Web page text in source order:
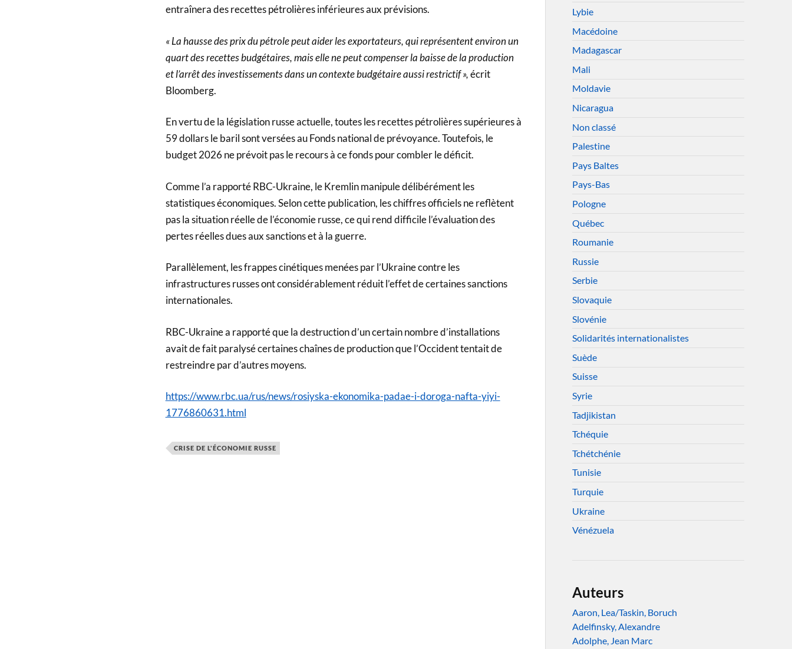
entraînera des recettes pétrolières inférieures aux prévisions.
« La hausse des prix du pétrole peut aider les exportateurs, qui représentent environ un
quart des recettes budgétaires, mais elle ne peut compenser la baisse de la production
et l’arrêt des investissements dans un contexte budgétaire aussi restrictif »,écrit
Bloomberg.
En vertu de la législation russe actuelle, toutes les recettes pétrolières supérieures à
59 dollars le baril sont versées au Fonds national de prévoyance. Toutefois, le
budget 2026 ne prévoit pas le recours à ce fonds pour combler le déficit.
Comme l’a rapporté RBC-Ukraine, le Kremlin manipule délibérément les
statistiques économiques. Selon cette publication, les chiffres officiels ne reflètent
pas la situation réelle de l’économie russe, ce qui rend difficile l’évaluation des
pertes réelles dues aux sanctions et à la guerre.
Parallèlement, les frappes cinétiques menées par l’Ukraine contre les
infrastructures russes ont considérablement réduit l’effet de certaines sanctions
internationales.
RBC-Ukraine a rapporté que la destruction d’un certain nombre d’installations
avait de fait paralysé certaines chaînes de production que l’Occident tentait de
restreindre par d’autres moyens.
https://www.rbc.ua/rus/news/rosiyska-ekonomika-padae-i-doroga-nafta-yiyi-
1776860631.html
CRISE DE L'ÉCONOMIE RUSSE
Lybie
Macédoine
Madagascar
Mali
Moldavie
Nicaragua
Non classé
Palestine
Pays Baltes
Pays-Bas
Pologne
Québec
Roumanie
Russie
Serbie
Slovaquie
Slovénie
Solidarités internationalistes
Suède
Suisse
Syrie
Tadjikistan
Tchéquie
Tchétchénie
Tunisie
Turquie
Ukraine
Vénézuela
Auteurs
Aaron, Lea/Taskin, Boruch
Adelfinsky, Alexandre
Adolphe, Jean Marc